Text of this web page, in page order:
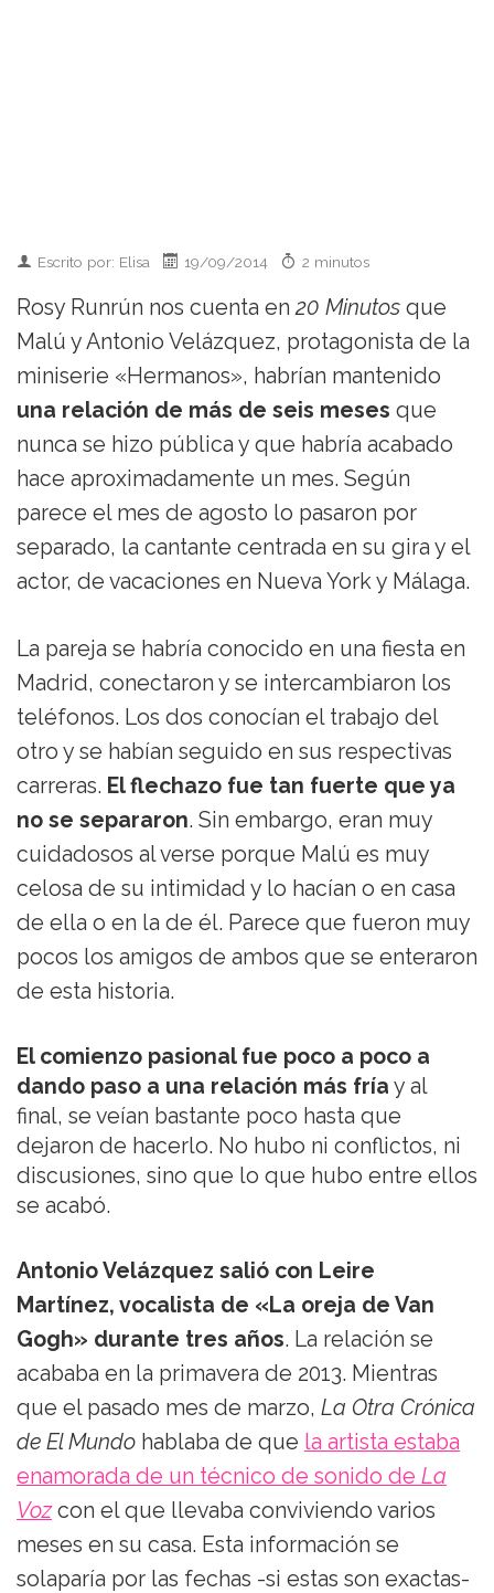
Escrito por: Elisa 19/09/2014 2 minutos
Rosy Runrún nos cuenta en 20 Minutos que
Malú y Antonio Velázquez, protagonista de la
miniserie «Hermanos», habrían mantenido
una relación de más de seis meses que
nunca se hizo pública y que habría acabado
hace aproximadamente un mes. Según
parece el mes de agosto lo pasaron por
separado, la cantante centrada en su gira y el
actor, de vacaciones en Nueva York y Málaga.
La pareja se habría conocido en una fiesta en
Madrid, conectaron y se intercambiaron los
teléfonos. Los dos conocían el trabajo del
otro y se habían seguido en sus respectivas
carreras. El flechazo fue tan fuerte que ya
no se separaron. Sin embargo, eran muy
cuidadosos al verse porque Malú es muy
celosa de su intimidad y lo hacían o en casa
de ella o en la de él. Parece que fueron muy
pocos los amigos de ambos que se enteraron
de esta historia.
El comienzo pasional fue poco a poco a
dando paso a una relación más fría y al
final, se veían bastante poco hasta que
dejaron de hacerlo. No hubo ni conflictos, ni
discusiones, sino que lo que hubo entre ellos
se acabó.
Antonio Velázquez salió con Leire
Martínez, vocalista de «La oreja de Van
Gogh» durante tres años. La relación se
acababa en la primavera de 2013. Mientras
que el pasado mes de marzo, La Otra Crónica
de El Mundo hablaba de que la artista estaba
enamorada de un técnico de sonido de La
Vozcon el que llevaba conviviendo varios
meses en su casa. Esta información se
solaparía por las fechas -si estas son exactas-